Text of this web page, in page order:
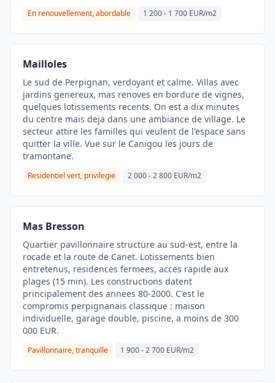
En renouvellement, abordable 1 200 - 1 700 EUR/m2
Mailloles
Le sud de Perpignan, verdoyant et calme. Villas avec
jardins genereux, mas renoves en bordure de vignes,
quelques lotissements recents. On est a dix minutes
du centre mais deja dans une ambiance de village. Le
secteur attire les familles qui veulent de l'espace sans
quitter la ville. Vue sur le Canigou les jours de
tramontane.
Residentiel vert, privilegie 2 000 - 2 800 EUR/m2
Mas Bresson
Quartier pavillonnaire structure au sud-est, entre la
rocade et la route de Canet. Lotissements bien
entretenus, residences fermees, acces rapide aux
plages (15 min). Les constructions datent
principalement des annees 80-2000. C'est le
compromis perpignanais classique : maison
individuelle, garage double, piscine, a moins de 300
000 EUR.
Pavillonnaire, tranquille 1 900 - 2 700 EUR/m2